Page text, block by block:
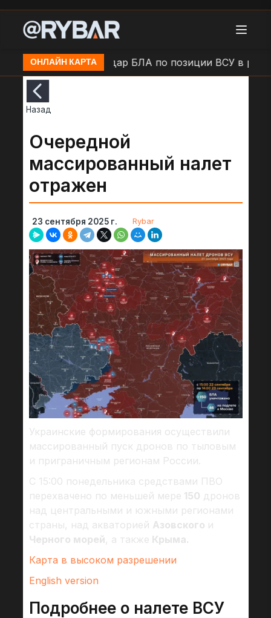
ОНЛАЙН КАРТА
н.п. Камыши Удар БЛА по позиции ВСУ в районе
Назад
Очередной
массированный налет
отражен
23 сентября 2025 г. Rybar
Украинские формирования осуществили
массированный пуск дронов по тыловым
и приграничным регионам России.
С 15:00 понедельника средствами ПВО
перехвачено по меньшей мере 150 дронов
над центральными и южными регионами
страны, над акваторией Азовского и
Черного морей, а также Крыма.
Карта в высоком разрешении
English version
Подробнее о налете ВСУ